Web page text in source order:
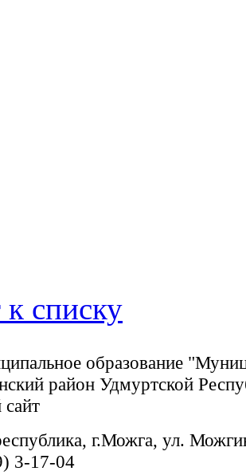
к списку
образование
район Удмуртской
г.Можга, ул.
3-17-04